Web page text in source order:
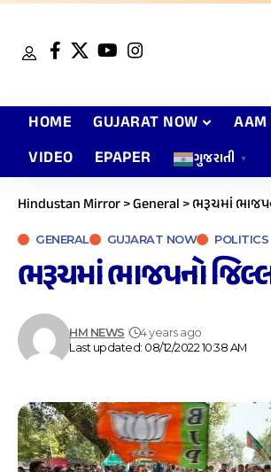
HOME GUJARAT NOW AAM
VIDEO
EPAPER ગુજરાતી ▼
Hindustan Mirror>General >ભરૂચમાં
GENERAL GUJARAT NOW POLITICS
ભરૂચમાં ભાજપનો
Last updated: 08/12/2022 10:38 AM
HM NEWS 4 years ago